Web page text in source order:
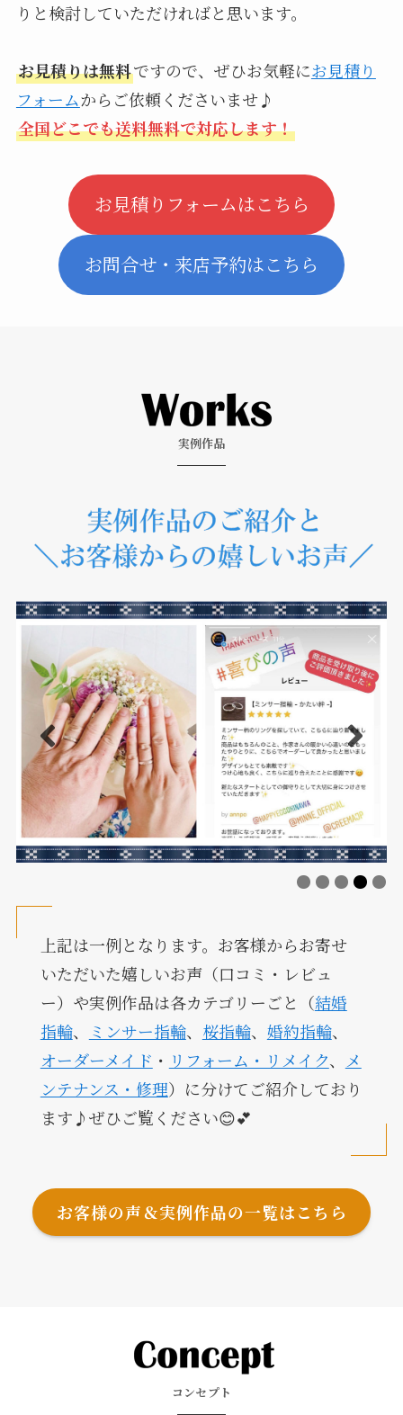
りと検討していただければと思います。
お見積りは無料ですので、ぜひお気軽にお見積り
フォームからご依頼くださいませ♪
全国どこでも送料無料で対応します！
お見積りフォームはこちら
お問合せ・来店予約はこちら
実例作品
上記は一例となります。お客様からお寄せ
いただいた嬉しいお声（口コミ・レビュ
ー）や実例作品は各カテゴリーごと（結婚
指輪、 ミンサー指輪、 桜指輪、 婚約指輪、
オーダーメイド ・ リフォーム・リメイク、 メ
ンテナンス・修理）に分けてご紹介しており
ます♪ぜひご覧ください😊💕
お客様の声＆実例作品の一覧はこちら
コンセプト